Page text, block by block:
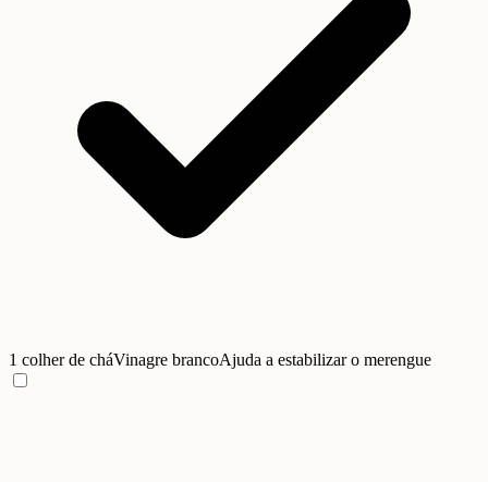
1 colher de cháVinagre brancoAjuda a estabilizar o merengue